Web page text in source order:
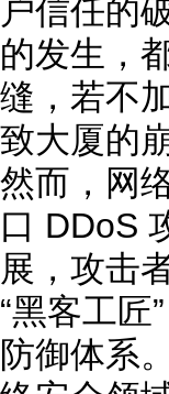
户信任的
的发生，
缝，若不
致大厦的
然而，网
口 DDoS
展，攻击
“黑客工匠
防御体系